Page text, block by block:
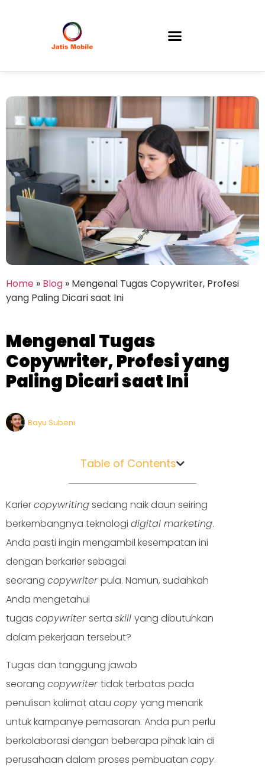
Home » Blog » Mengenal Tugas Copywriter, Profesi
yang Paling Dicari saat Ini
Mengenal Tugas
Copywriter, Profesi yang
Paling Dicari saat Ini
Bayu Subeni
Table of Contents
Kariercopywritingsedang naik daun seiring
berkembangnya teknologi digital marketing.
Anda pasti ingin mengambil kesempatan ini
dengan berkarier sebagai
seorang copywriter pula. Namun, sudahkah
Anda mengetahui
tugas copywriter serta skill yang dibutuhkan
dalam pekerjaan tersebut?
Tugas dan tanggung jawab
seorang copywriter tidak terbatas pada
penulisan kalimat atau copy yang menarik
untuk kampanye pemasaran. Anda pun perlu
berkolaborasi dengan beberapa pihak lain di
perusahaan dalam proses pembuatan copy.